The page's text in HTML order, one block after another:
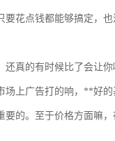
花点钱都能够搞定，
真的有时候比了会让
场上广告打的响，**好
的。至于价格方面嘛